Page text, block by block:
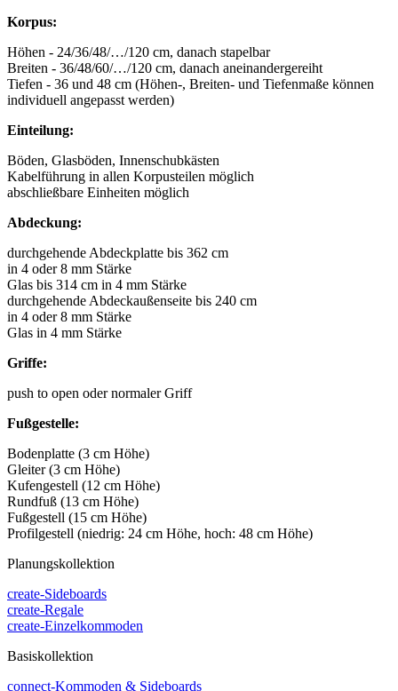
Korpus:
Höhen - 24/36/48/…/120 cm, danach stapelbar
Breiten - 36/48/60/…/120 cm, danach aneinandergereiht
Tiefen - 36 und 48 cm (Höhen-, Breiten- und Tiefenmaße können
individuell angepasst werden)
Einteilung:
Böden, Glasböden, Innenschubkästen
Kabelführung in allen Korpusteilen möglich
abschließbare Einheiten möglich
Abdeckung:
durchgehende Abdeckplatte bis 362 cm
in 4 oder 8 mm Stärke
Glas bis 314 cm in 4 mm Stärke
durchgehende Abdeckaußenseite bis 240 cm
in 4 oder 8 mm Stärke
Glas in 4 mm Stärke
Griffe:
push to open oder normaler Griff
Fußgestelle:
Bodenplatte (3 cm Höhe)
Gleiter (3 cm Höhe)
Kufengestell (12 cm Höhe)
Rundfuß (13 cm Höhe)
Fußgestell (15 cm Höhe)
Profilgestell (niedrig: 24 cm Höhe, hoch: 48 cm Höhe)
Planungskollektion
create-Sideboards
create-Regale
create-Einzelkommoden
Basiskollektion
connect-Kommoden & Sideboards